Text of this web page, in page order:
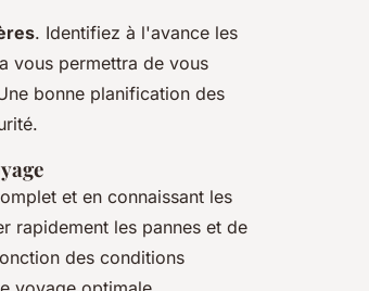
. Identifiez à l'avance les
vous permettra de vous
bonne planification des
et en connaissant les
rapidement les pannes et de
des conditions